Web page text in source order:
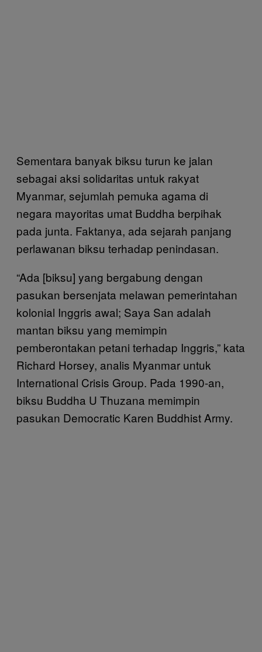
Sementara banyak biksu turun ke jalan
sebagai aksi solidaritas untuk rakyat
Myanmar, sejumlah pemuka agama di
negara mayoritas umat Buddha berpihak
pada junta. Faktanya, ada sejarah panjang
perlawanan biksu terhadap penindasan.
“Ada [biksu] yang bergabung dengan
pasukan bersenjata melawan pemerintahan
kolonial Inggris awal; Saya San adalah
mantan biksu yang memimpin
pemberontakan petani terhadap Inggris,” kata
Richard Horsey, analis Myanmar untuk
International Crisis Group. Pada 1990-an,
biksu Buddha U Thuzana memimpin
pasukan Democratic Karen Buddhist Army.